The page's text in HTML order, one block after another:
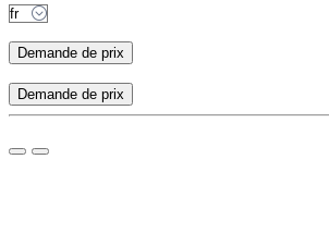
Demande de prix
Demande de prix